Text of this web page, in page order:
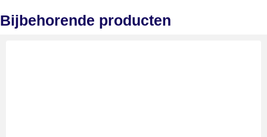
Bijbehorende producten